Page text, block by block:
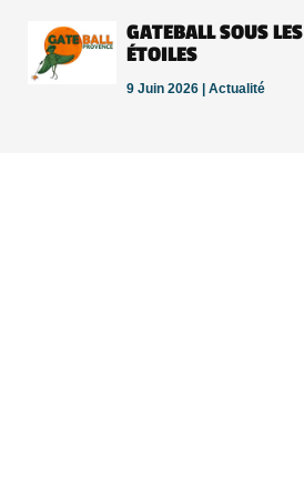
GATEBALL SOUS LES
ÉTOILES
9 Juin 2026 |Actualité